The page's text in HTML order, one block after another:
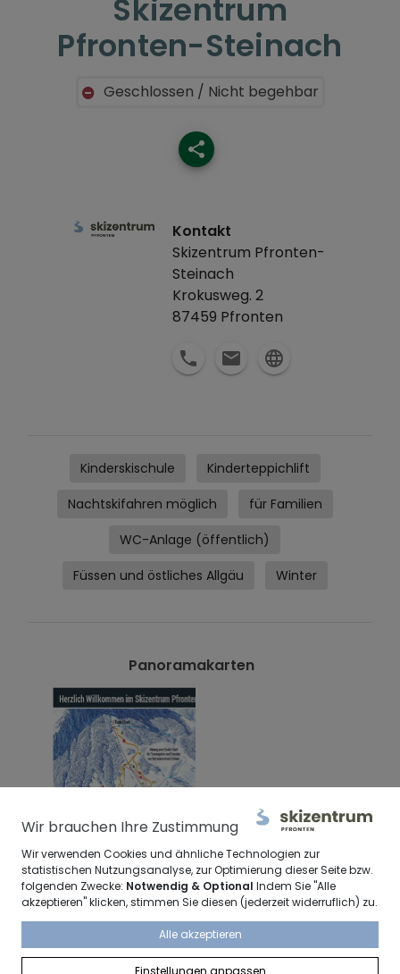
Skizentrum
Pfronten-Steinach
Geschlossen / Nicht begehbar
Kontakt
Skizentrum Pfronten-
Steinach
Krokusweg. 2
87459 Pfronten
Kinderskischule
Kinderteppichlift
Nachtskifahren möglich
für Familien
WC-Anlage (öffentlich)
Füssen und östliches Allgäu
Winter
Panoramakarten
Öffnungszeiten
Wir brauchen Ihre Zustimmung
Wir verwenden Cookies und ähnliche Technologien zur
statistischen Nutzungsanalyse, zur Optimierung dieser Seite bzw.
folgenden Zwecke: Notwendig & Optional Indem Sie "Alle
akzeptieren" klicken, stimmen Sie diesen (jederzeit widerruflich) zu.
Alle akzeptieren